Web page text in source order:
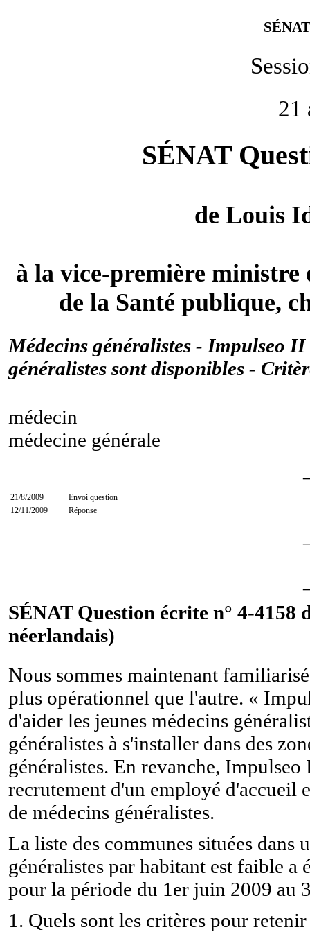
21
SÉNAT
de Louis
à la vice-première ministre
de la Santé publique,
Médecins généralistes - Impulseo
généralistes sont disponibles -
médecin
médecine générale
21/8/2009
Envoi question
12/11/2009
Réponse
SÉNAT Question écrite n° 4-4158
néerlandais)
Nous sommes maintenant
plus opérationnel que l'autre. «
d'aider les jeunes médecins
généralistes à s'installer dans des
généralistes. En revanche,
recrutement d'un employé d'accueil
de médecins généralistes.
La liste des communes situées dans
généralistes par habitant est faible
pour la période du 1er juin 2009 au
1. Quels sont les critères pour